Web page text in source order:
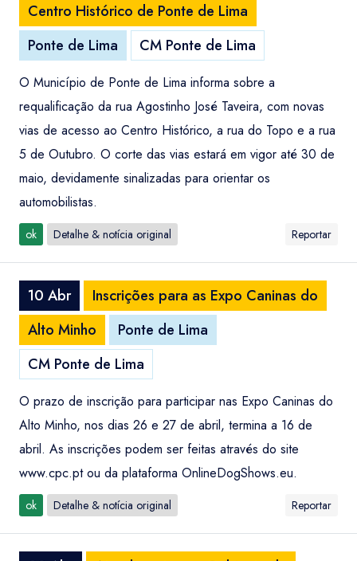
Centro Histórico de Ponte de Lima
Ponte de Lima
CM Ponte de Lima
O Município de Ponte de Lima informa sobre a
requalificação da rua Agostinho José Taveira, com novas
vias de acesso ao Centro Histórico, a rua do Topo e a rua
5 de Outubro. O corte das vias estará em vigor até 30 de
maio, devidamente sinalizadas para orientar os
automobilistas.
ok Detalhe & notícia original Reportar
10 Abr
Inscrições para as Expo Caninas do
Alto Minho
Ponte de Lima
CM Ponte de Lima
O prazo de inscrição para participar nas Expo Caninas do
Alto Minho, nos dias 26 e 27 de abril, termina a 16 de
abril. As inscrições podem ser feitas através do site
www.cpc.pt ou da plataforma OnlineDogShows.eu.
ok Detalhe & notícia original Reportar